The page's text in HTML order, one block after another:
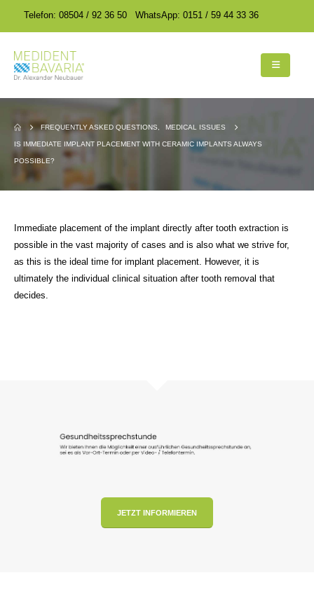
Telefon: 08504 / 92 36 50 WhatsApp: 0151 / 59 44 33 36
FREQUENTLY ASKED QUESTIONS MEDICAL ISSUES
IS IMMEDIATE IMPLANT PLACEMENT WITH CERAMIC IMPLANTS ALWAYS
POSSIBLE?
Immediate placement of the implant directly after tooth extraction is
possible in the vast majority of cases and is also what we strive for,
as this is the ideal time for implant placement. However, it is
ultimately the individual clinical situation after tooth removal that
decides.
JETZT INFORMIEREN